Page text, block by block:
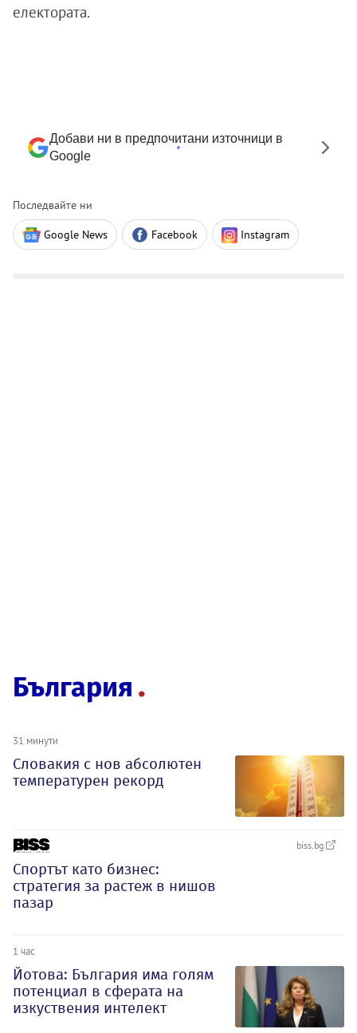
електората.
Добави ни в предпочитани източници в
Google
Последвайте ни
Google News Facebook Instagram
България
31 минути
Словакия с нов абсолютен
температурен рекорд
biss.bg
Спортът като бизнес:
стратегия за растеж в нишов
пазар
1 час
Йотова: България има голям
потенциал в сферата на
изкуствения интелект